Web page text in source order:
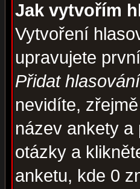
Jak vytvořím
Vytvoření
upravujete
Přidat hlasování
nevidíte,
název ankety
otázky a
anketu, kde 0